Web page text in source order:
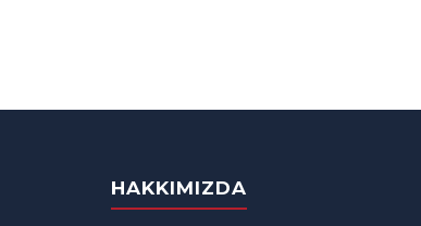
HAKKIMIZDA